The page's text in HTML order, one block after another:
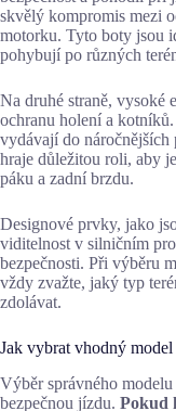
skvělý kompromis mezi
motorku. Tyto boty jsou
pohybují po různých
Na druhé straně, vysoké
ochranu holení a
vydávají do náročnějších
hraje důležitou roli, aby
páku a zadní brzdu.
Designové prvky, jako
viditelnost v silničním
bezpečnosti. Při výběru
vždy zvažte, jaký typ
zdolávat.
Jak vybrat vhodný
Výběr správného
bezpečnou jízdu. Pokud